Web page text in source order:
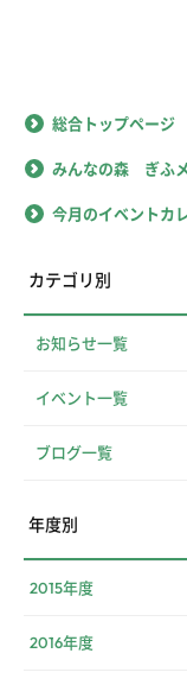
総合トップページ
みんなの森 ぎふ
今月のイベントカ
カテゴリ別
お知らせ一覧
イベント一覧
ブログ一覧
年度別
2015年度
2016年度